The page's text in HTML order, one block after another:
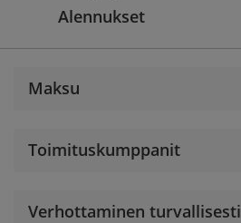
Alennukset
Maksu
Toimituskumppanit
Verhottaminen turvallisesti